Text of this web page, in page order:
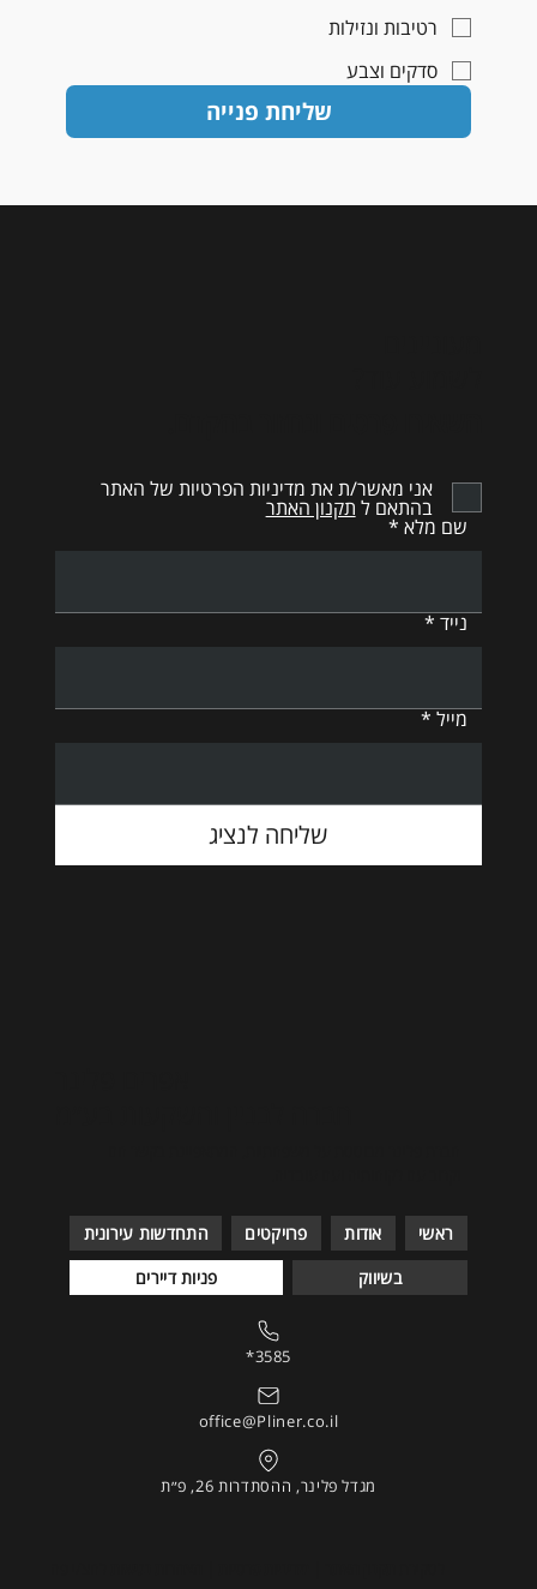
רטיבות ונזילות
סדקים וצבע
שליחת פנייה
שם מלא
נייד
מייל
אני מאשר/ת את מדיניות הפרטיות של האתר
בהתאם ל תקנון האתר
שליחה לנציג
ראשי אודות פרויקטים
התחדשות עירונית
בשיווק
פניות דיירים
*3585
office@Pliner.co.il
מגדל פלינר, ההסתדרות 26, פ״ת